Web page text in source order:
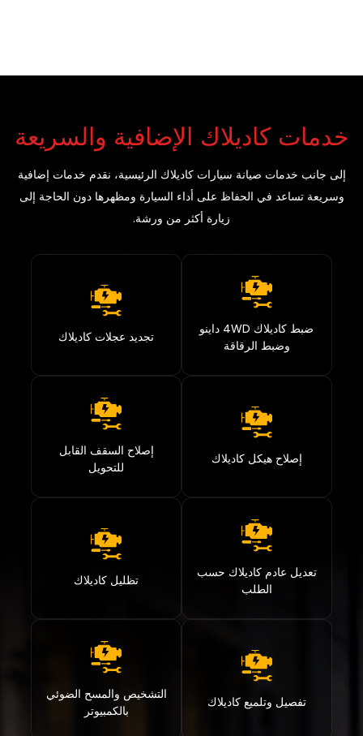
خدمات كاديلاك الإضافية والسريعة
إلى جانب خدمات صيانة سيارات كاديلاك الرئيسية، نقدم خدمات إضافية
وسريعة تساعد في الحفاظ على أداء السيارة ومظهرها دون الحاجة إلى
زيارة أكثر من ورشة.
ضبط كاديلاك 4WD داينو
وضبط الرقاقة
تجديد عجلات كاديلاك
إصلاح هيكل كاديلاك
إصلاح السقف القابل
للتحويل
تعديل عادم كاديلاك حسب
الطلب
تظليل كاديلاك
تفصيل وتلميع كاديلاك
التشخيص والمسح الضوئي
بالكمبيوتر